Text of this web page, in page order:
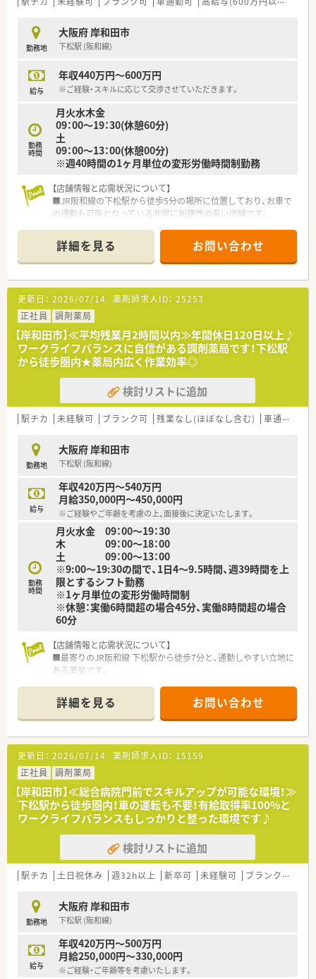
勤務地
大阪府 岸和田市
下松駅 (阪和線)
給与
年収440万円～600万円
※ご経験・スキルに応じて交渉させていただきます。
勤務
時間
月火水木金
09：00～19：30(休憩60分)
土
09：00～13：00(休憩00分)
※週40時間の1ヶ月単位の変形労働時間制勤務
【店舗情報と応需状況について】
■JR阪和線の下松駅から徒歩5分の場所に位置しており、お車で
の通勤も可能となっている非常に利便性の高い店舗です。
しており、多種多様な処方内容に触れることができます。
■薬剤師は常勤3名とパート2名の体制で、常時3名から4名が現
場に立ち、調剤事務2名と共に業務に励んでいます。
【求人情報について】
■年収は440万円から550万円を基準としていますが、貢献度や
スキル次第では最大700万円まで相談が可能です。
■昇給や決算賞与の支給実績もあり、お一人おひとりの頑張りや
店舗への貢献を前向きに評価していただける環境です。
■社会保険完備はもちろんのこと、皆勤手当や調整手当などの諸
手当も充実しており、安定した生活基盤を築けます。
【勤務実態について】
プライベートの時間も確保しながら無理なく働けます。
■ドミナント展開の強みを活かして店舗間の連携が非常に密で
あり、急な欠勤が発生した際も相互にヘルプが可能です。
■残業代は15分単位でしっかりと支給されるため、サービス残
業が発生することなく納得感を持って勤務いただけます。
詳細を見る お問い合わせ
更新日： 2026/07/14 薬剤師求人ID： 25253
正社員
調剤薬局
【岸和田市】≪平均残業月2時間以内≫年間休日120日以上♪
ワークライフバランスに自信がある調剤薬局です！下松駅
から徒歩圏内★薬局内広く作業効率◎
検討リストに追加
駅チカ 未経験可 ブランク可 残業なし(ほぼなし含む) 車通勤可
勤務地
大阪府 岸和田市
下松駅 (阪和線)
給与
年収420万円～540万円
月給350,000円～450,000円
※ご経験やご年齢を考慮の上、面接後に決定いたします。
勤務
時間
月火水金 09：00～19：30
木 09：00～18：00
土 09：00～13：00
※9:00～19:30の間で、1日4～9.5時間、週39時間を上
限とするシフト勤務
※1ヶ月単位の変形労働時間制
※休憩：実働6時間超の場合45分、実働8時間超の場合
60分
【店舗情報と応需状況について】
■最寄りのJR阪和線 下松駅から徒歩7分と、通勤しやすい立地に
ある薬局です。
経験できます。
■1日60～70枚の処方箋を常時3名以上の体制で対応し、一人当
たり20枚程度とゆとりがあります。
【法人特徴について】
■大阪泉州地区を中心に12店舗を展開し、介護事業や温泉事業
も手掛ける安定企業です。
■「患者様との時間」を大切にし、無理な在宅業務の拡大は行わ
ない方針です。
■お人柄を重視した採用を行っており、離職率が低くアットホー
ムな社風が自慢です。
【求人情報について】
■ご経験やスキルを正当に評価し、年収420万円から540万円を
ご提示します。
をしっかり取れます。
■賞与はありませんが、その分が年俸に含まれており、月々の収
入が安定します。
詳細を見る お問い合わせ
更新日： 2026/07/14 薬剤師求人ID： 15159
正社員
調剤薬局
【岸和田市】≪総合病院門前でスキルアップが可能な環境！≫
下松駅から徒歩圏内！車の運転も不要！有給取得率100%と
ワークライフバランスもしっかりと整った環境です♪
検討リストに追加
駅チカ 土日祝休み 週32h以上 新卒可 未経験可 ブランク可
勤務地
大阪府 岸和田市
下松駅 (阪和線)
給与
年収420万円～500万円
月給250,000円～330,000円
※ご経験・ご年齢等を考慮いたします。